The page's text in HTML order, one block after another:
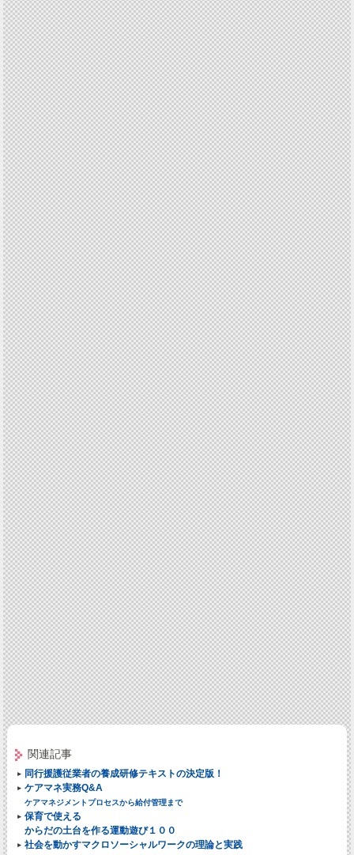
関連記事
同行援護従業者の養成研修テキストの決定版！
ケアマネ実務Q&A
ケアマネジメントプロセスから給付管理まで
保育で使える
からだの土台を作る運動遊び１００
社会を動かすマクロソーシャルワークの理論と実践